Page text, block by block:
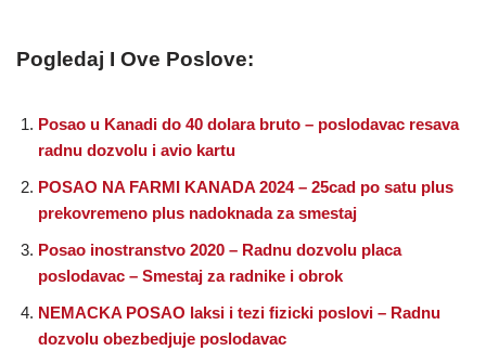
Pogledaj I Ove Poslove:
Posao u Kanadi do 40 dolara bruto – poslodavac resava
radnu dozvolu i avio kartu
POSAO NA FARMI KANADA 2024 – 25cad po satu plus
prekovremeno plus nadoknada za smestaj
Posao inostranstvo 2020 – Radnu dozvolu placa
poslodavac – Smestaj za radnike i obrok
NEMACKA POSAO laksi i tezi fizicki poslovi – Radnu
dozvolu obezbedjuje poslodavac